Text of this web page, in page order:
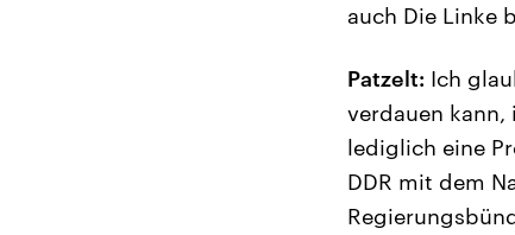
auch Die Linke
Patzelt: Ich
verdauen kann,
lediglich eine
DDR mit dem